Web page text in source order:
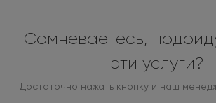
Сомневаетесь,
эти услуги?
Достаточно нажать кнопку и наш